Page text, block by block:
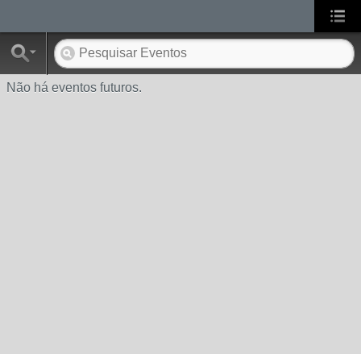
Não há eventos futuros.